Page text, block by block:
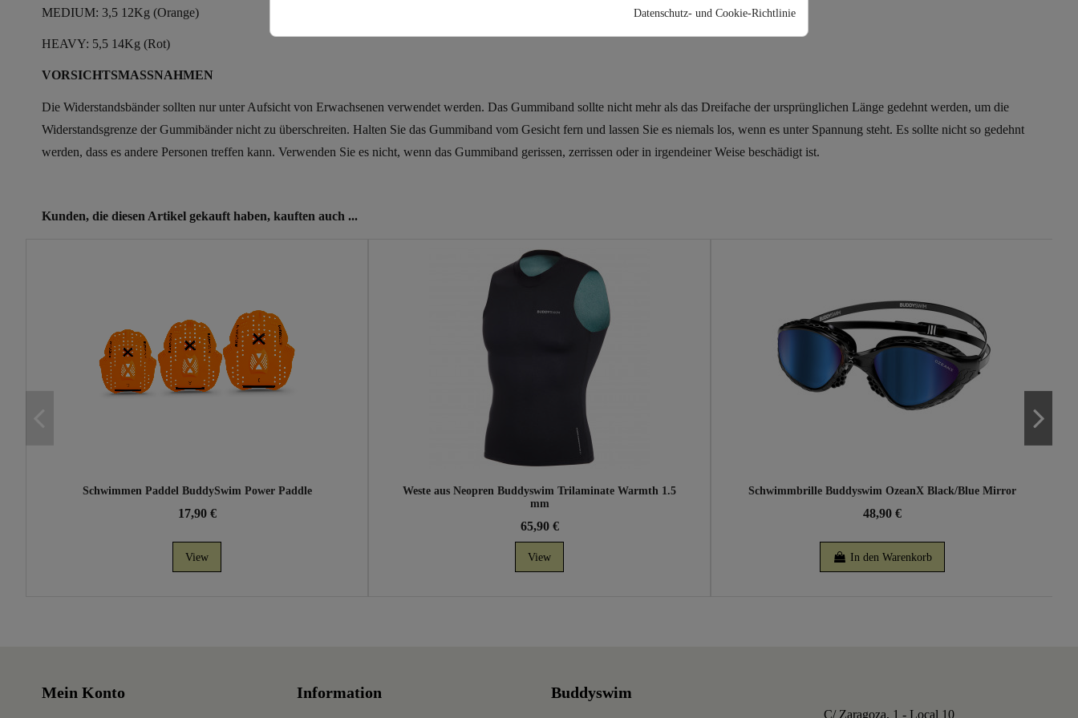
MEDIUM: 3,5 12Kg (Orange)
HEAVY: 5,5 14Kg (Rot)
VORSICHTSMASSNAHMEN
Die Widerstandsbänder sollten nur unter Aufsicht von Erwachsenen verwendet werden. Das Gummiband sollte nicht mehr als das Dreifache der ursprünglichen Länge gedehnt werden, um die
Widerstandsgrenze der Gummibänder nicht zu überschreiten. Halten Sie das Gummiband vom Gesicht fern und lassen Sie es niemals los, wenn es unter Spannung steht. Es sollte nicht so gedehnt
werden, dass es andere Personen treffen kann. Verwenden Sie es nicht, wenn das Gummiband gerissen, zerrissen oder in irgendeiner Weise beschädigt ist.
Kunden, die diesen Artikel gekauft haben, kauften auch ...
Schwimmen Paddel BuddySwim Power Paddle
17,90 €
View
Weste aus Neopren Buddyswim Trilaminate Warmth 1.5
mm
65,90 €
View
Schwimmbrille Buddyswim OzeanX Black/Blue Mirror
48,90 €
In den Warenkorb
Mein Konto Information Buddyswim
C/ Zaragoza, 1 - Local 10
Datenschutz- und Cookie-Richtlinie